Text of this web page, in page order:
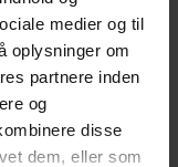
medier og til
oplysninger om
partnere inden
og
disse
dem, eller som